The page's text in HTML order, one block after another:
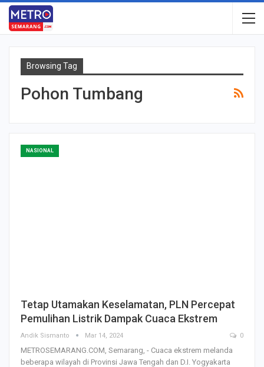
Browsing Tag
Pohon Tumbang
NASIONAL
Tetap Utamakan Keselamatan, PLN Percepat
Pemulihan Listrik Dampak Cuaca Ekstrem
Andik Sismanto Mar 14, 2024 0
METROSEMARANG.COM, Semarang, - Cuaca ekstrem melanda
beberapa wilayah di Provinsi Jawa Tengah dan D.I. Yogyakarta